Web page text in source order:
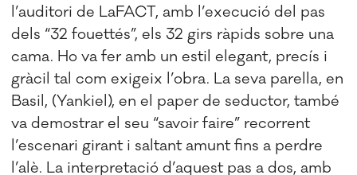
l’auditori de LaFACT, amb l’execució del pas
dels “32 fouettés”, els 32 girs ràpids sobre una
cama. Ho va fer amb un estil elegant, precís i
gràcil tal com exigeix l’obra. La seva parella, en
Basil, (Yankiel), en el paper de seductor, també
va demostrar el seu “savoir faire” recorrent
l’escenari girant i saltant amunt fins a perdre
l’alè. La interpretació d’aquest pas a dos, amb